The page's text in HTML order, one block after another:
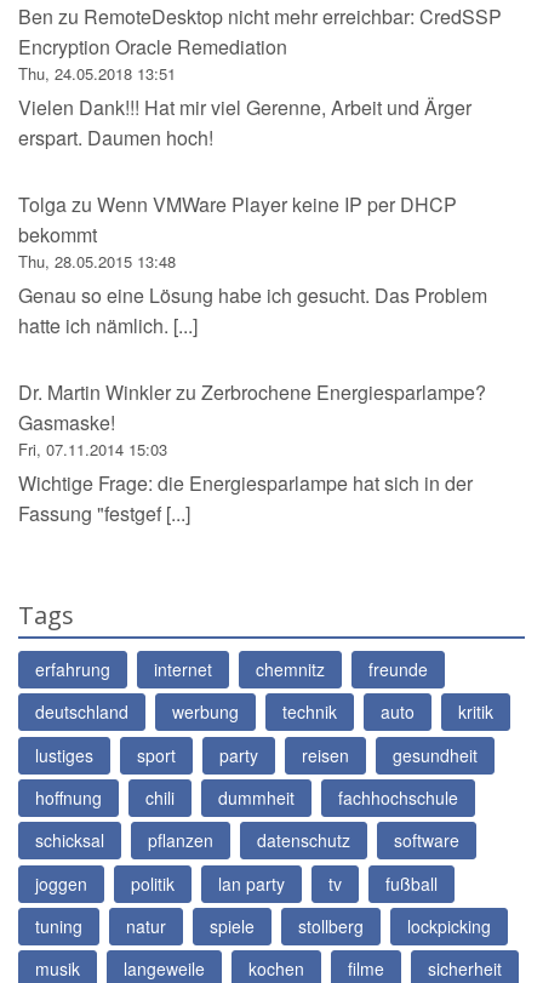
Ben zu RemoteDesktop nicht mehr erreichbar: CredSSP
Encryption Oracle Remediation
Thu, 24.05.2018 13:51
Vielen Dank!!! Hat mir viel Gerenne, Arbeit und Ärger
erspart. Daumen hoch!
Tolgazu Wenn VMWare Player keine IP per DHCP
bekommt
Thu, 28.05.2015 13:48
Genau so eine Lösung habe ich gesucht. Das Problem
hatte ich nämlich. [...]
Dr. Martin Winklerzu Zerbrochene Energiesparlampe?
Gasmaske!
Fri, 07.11.2014 15:03
Wichtige Frage: die Energiesparlampe hat sich in der
Fassung "festgef [...]
Tags
erfahrung internet chemnitz
freunde
deutschland
werbung technik auto
kritik
lustiges
sport party reisen
gesundheit
hoffnung
chili dummheit
fachhochschule
schicksal
pflanzen datenschutz
software
joggen
politik lan party tv
fußball
tuning
natur spiele stollberg
lockpicking
musik
langeweile kochen filme
sicherheit